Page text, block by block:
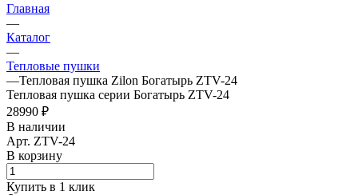
Главная
—
Каталог
—
Тепловые пушки
—Тепловая пушка Zilon Богатырь ZTV-24
Тепловая пушка серии Богатырь ZTV-24
28990 ₽
В наличии
Арт. ZTV-24
В корзину
Купить в 1 клик